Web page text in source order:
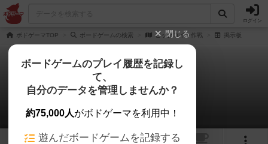
ログイン
ボドゲーマTOP ボードゲームの検索 ビッグコイン作戦 掲示板
ビッグコイン作戦
0件の掲示板
2 1
閉じる
ボードゲームのプレイ履歴を記録し
て、
自分のデータを管理しませんか？
約75,000人がボドゲーマを利用中！
遊んだボードゲームを記録する